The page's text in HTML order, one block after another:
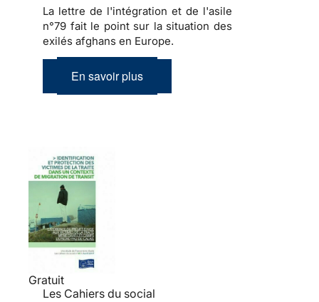
La lettre de l'intégration et de l'asile
n°79 fait le point sur la situation des
exilés afghans en Europe.
En savoir plus
Gratuit
Les Cahiers du social